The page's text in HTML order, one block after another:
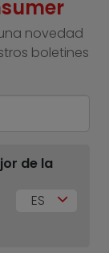
novedad
boletines
de la
ES